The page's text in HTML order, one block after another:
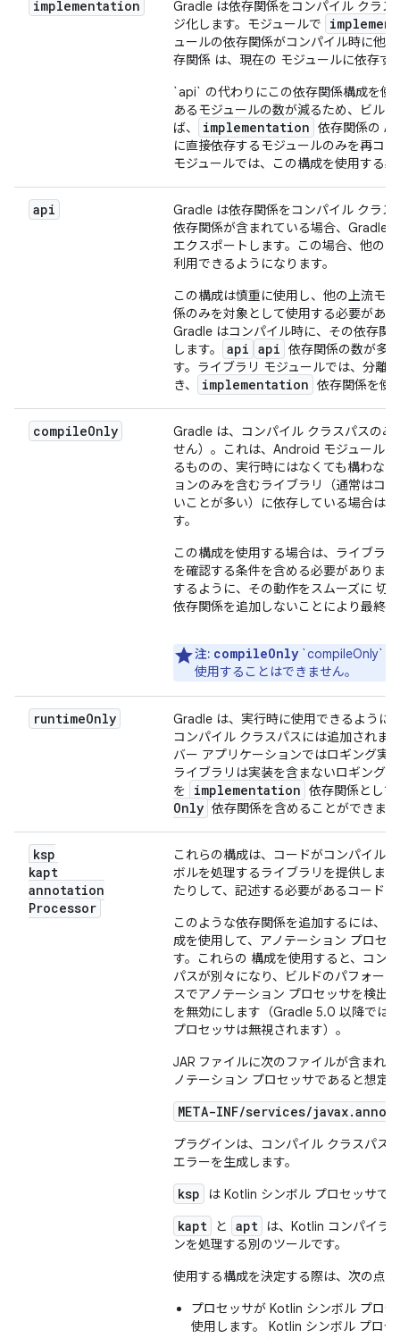
implementation
Gradle は依存関係をコンパイル クラ
ジ化します。モジュールで
ュールの依存関係がコンパイル時に他
存関係 は、現在の モジュールに依存す
`api` の代わりにこの依存関係構成を使
あるモジュールの数が減るため、ビル
ば、
implementation 依存関係の
に直接依存するモジュールのみを再コ
モジュールでは、この構成を使用する
api
Gradle は依存関係をコンパイル クラ
依存関係が含まれている場合、Gradle
エクスポートします。この場合、他の
利用できるようになります。
この構成は慎重に使用し、他の上流モ
係のみを対象として使用する必要があ
Gradle はコンパイル時に、その依存関
します。
api api 依存関係の数が多
す。ライブラリ モジュールでは、分離
き、
implementation 依存関係を使
compileOnly
Gradle は、コンパイル クラスパスの
せん）。これは、Android モジュール
るものの、実行時にはなくても構わな
ョンのみを含むライブラリ（通常はコ
いことが多い）に依存している場合は
す。
この構成を使用する場合は、ライブラ
を確認する条件を含める必要がありま
するように、その動作をスムーズに 切
依存関係を追加しないことにより最終
注: compileOnly`compileOnly` 構
使用することはできません。
runtimeOnly
Gradle は、実行時に使用できるように
コンパイル クラスパスには追加されま
バー アプリケーションではロギング実
ライブラリは実装を含まないロギング
を
implementation 依存関係とし
Only 依存関係を含めることができま
ksp
kapt
annotation
Processor
これらの構成は、コードがコンパイル
ボルを処理するライブラリを提供しま
たりして、記述する必要があるコード
このような依存関係を追加するには、
成を使用して、アノテーション プロセ
す。これらの 構成を使用すると、コン
パスが別々になり、ビルドのパフォー
スでアノテーション プロセッサを検出
を無効にします（Gradle 5.0 以降では
プロセッサは無視されます）。
JAR ファイルに次のファイルが含まれ
ノテーション プロセッサであると想定
META-INF/services/
プラグインは、コンパイル クラスパス
エラーを生成します。
ksp は Kotlin シンボル プロセッサで
kapt と apt
は、Kotlin コンパイラ
ンを処理する別のツールです。
使用する構成を決定する際は、次の点
プロセッサが Kotlin シンボル プロ
使用します。 Kotlin シンボル プロ